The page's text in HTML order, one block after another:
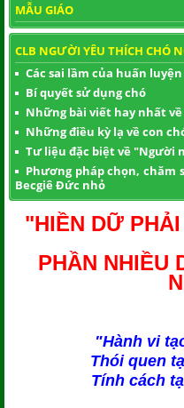
MẪU GIÁO
CLB NGƯỜI YÊU THÍCH CHÓ
Các sai lầm của huấn
Bí quyết sử dụng chó
Những bài viết hay nhất
Những điều kỳ lạ về con
Tư liệu đặc biệt về "Người
Phương pháp chọn, chăm
Becgiê Đức nhỏ
"HIỀN DỮ
PHẦN NHIỀU
"Hành vi
Thói quen
Tính cách